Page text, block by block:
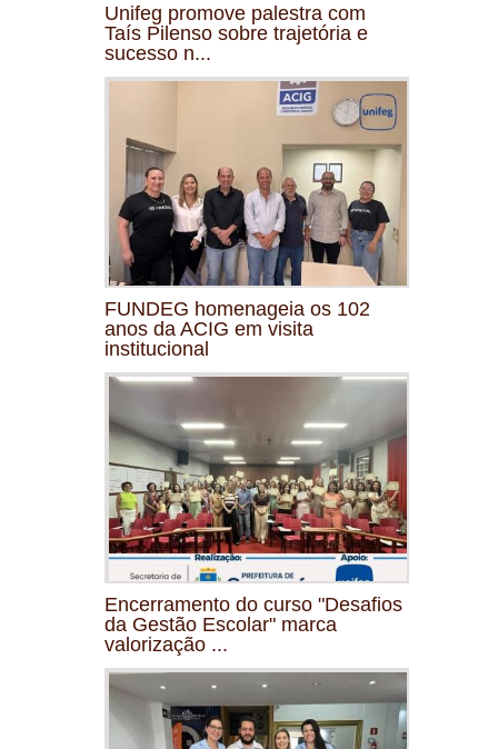
Unifeg promove palestra com
Taís Pilenso sobre trajetória e
sucesso n...
FUNDEG homenageia os 102
anos da ACIG em visita
institucional
Encerramento do curso "Desafios
da Gestão Escolar" marca
valorização ...